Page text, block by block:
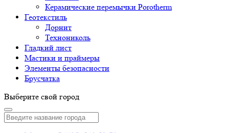
Керамические перемычки Porotherm
Геотекстиль
Дорнит
Технониколь
Гладкий лист
Мастики и праймеры
Элементы безопасности
Брусчатка
Выберите свой город